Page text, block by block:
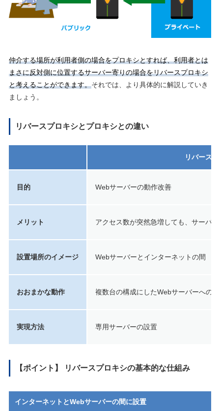
仲介する場所が利用者側の場合をプロキシとすれば、利用者とは
まさに反対側に位置するサーバー寄りの場合をリバースプロキシ
と考えることができます。それでは、より具体的に解説していき
ましょう。
リバースプロキシとプロキシとの違い
リバース
目的 Webサーバーの動作改善
メリット アクセス数が突然急増しても、サーバ
設置場所のイメージ Webサーバーとインターネットの間
おおまかな動作 複数台の構成にしたWebサーバーへの
実現方法 専用サーバーの設置
【ポイント】 リバースプロキシの基本的な仕組み
インターネットとWebサーバーの間に設置